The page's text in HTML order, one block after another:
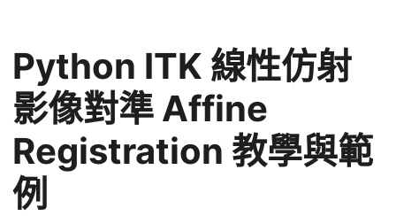
Python ITK 線性仿射
影像對準 Affine
Registration 教學與範
例